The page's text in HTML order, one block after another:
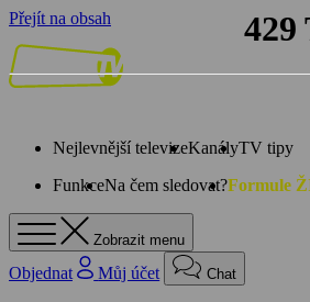
Přejít na obsah
Nejlevnější televizeKanályTV tipy
FunkceNa čem sledovat?Formule
Zobrazit menu
Objednat Můj účet Chat